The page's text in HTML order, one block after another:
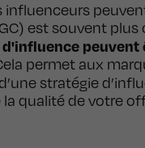
influenceurs
est souvent
peuvent
permet aux
stratégie
la qualité de votre